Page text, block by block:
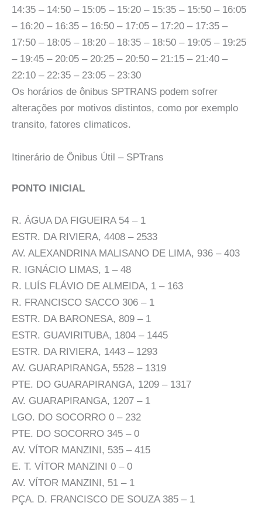
14:35 – 14:50 – 15:05 – 15:20 – 15:35 – 15:50 – 16:05
– 16:20 – 16:35 – 16:50 – 17:05 – 17:20 – 17:35 –
17:50 – 18:05 – 18:20 – 18:35 – 18:50 – 19:05 – 19:25
– 19:45 – 20:05 – 20:25 – 20:50 – 21:15 – 21:40 –
22:10 – 22:35 – 23:05 – 23:30
Os horários de ônibus SPTRANS podem sofrer
alterações por motivos distintos, como por exemplo
transito, fatores climaticos.
Itinerário de Ônibus Útil – SPTrans
PONTO INICIAL
R. ÁGUA DA FIGUEIRA 54 – 1
ESTR. DA RIVIERA, 4408 – 2533
AV. ALEXANDRINA MALISANO DE LIMA, 936 – 403
R. IGNÁCIO LIMAS, 1 – 48
R. LUÍS FLÁVIO DE ALMEIDA, 1 – 163
R. FRANCISCO SACCO 306 – 1
ESTR. DA BARONESA, 809 – 1
ESTR. GUAVIRITUBA, 1804 – 1445
ESTR. DA RIVIERA, 1443 – 1293
AV. GUARAPIRANGA, 5528 – 1319
PTE. DO GUARAPIRANGA, 1209 – 1317
AV. GUARAPIRANGA, 1207 – 1
LGO. DO SOCORRO 0 – 232
PTE. DO SOCORRO 345 – 0
AV. VÍTOR MANZINI, 535 – 415
E. T. VÍTOR MANZINI 0 – 0
AV. VÍTOR MANZINI, 51 – 1
PÇA. D. FRANCISCO DE SOUZA 385 – 1